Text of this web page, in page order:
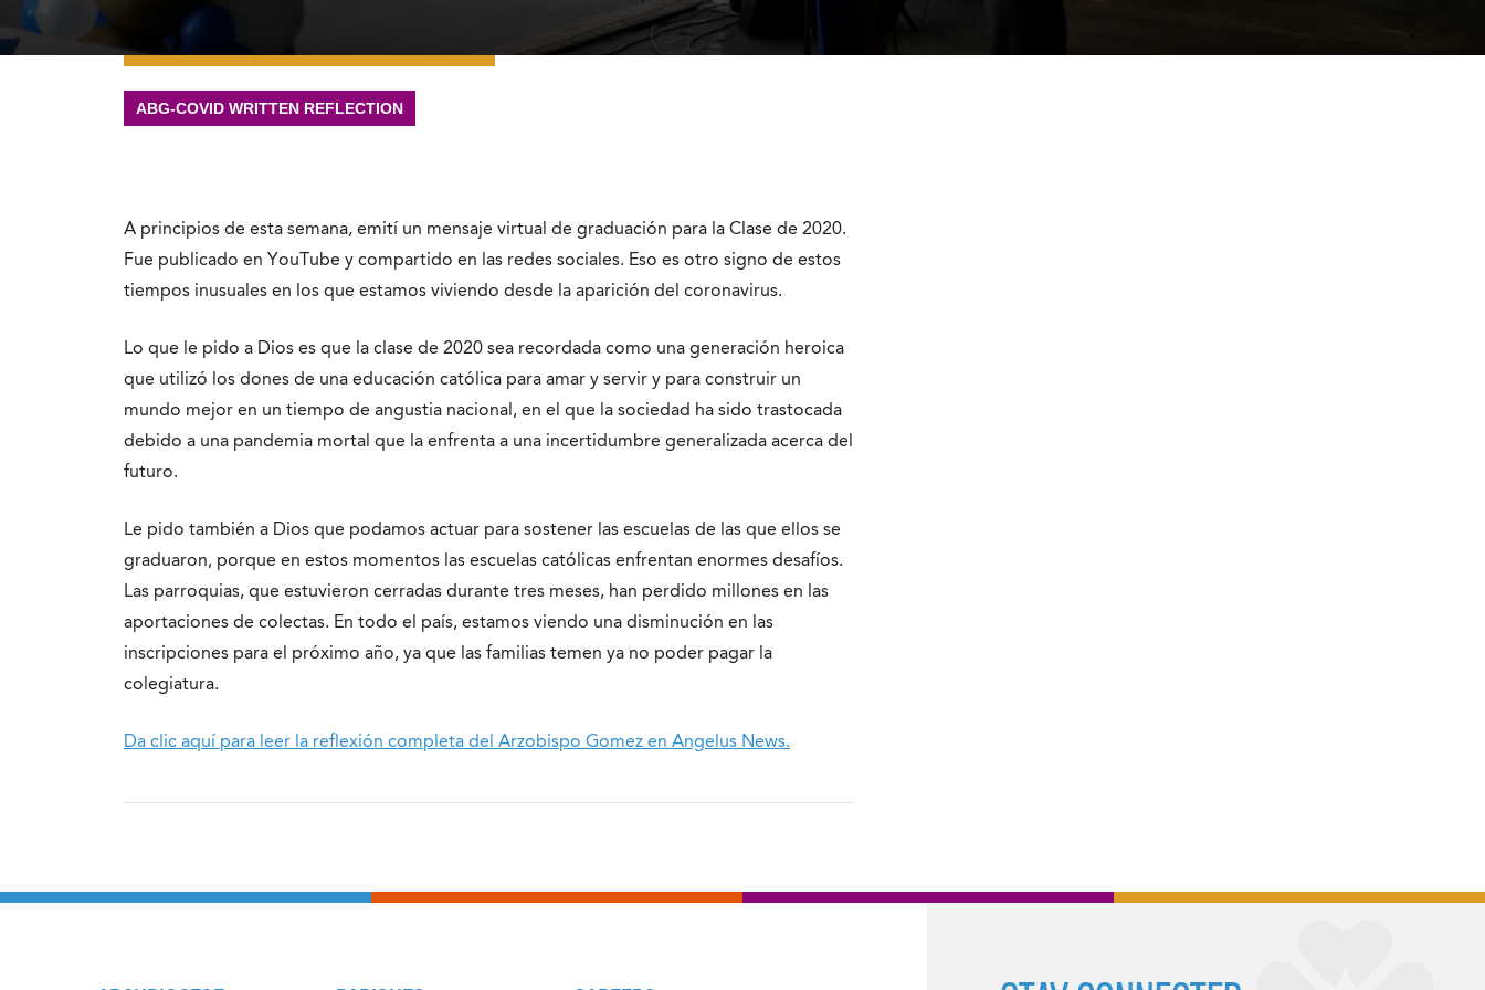
ABG-COVID WRITTEN REFLECTION
A principios de esta semana, emití un mensaje virtual de graduación para la Clase de 2020.
Fue publicado en YouTube y compartido en las redes sociales. Eso es otro signo de estos
tiempos inusuales en los que estamos viviendo desde la aparición del coronavirus.
Lo que le pido a Dios es que la clase de 2020 sea recordada como una generación heroica
que utilizó los dones de una educación católica para amar y servir y para construir un
mundo mejor en un tiempo de angustia nacional, en el que la sociedad ha sido trastocada
debido a una pandemia mortal que la enfrenta a una incertidumbre generalizada acerca del
futuro.
Le pido también a Dios que podamos actuar para sostener las escuelas de las que ellos se
graduaron, porque en estos momentos las escuelas católicas enfrentan enormes desafíos.
Las parroquias, que estuvieron cerradas durante tres meses, han perdido millones en las
aportaciones de colectas. En todo el país, estamos viendo una disminución en las
inscripciones para el próximo año, ya que las familias temen ya no poder pagar la
colegiatura.
Da clic aquí para leer la reflexión completa del Arzobispo Gomez en Angelus News.